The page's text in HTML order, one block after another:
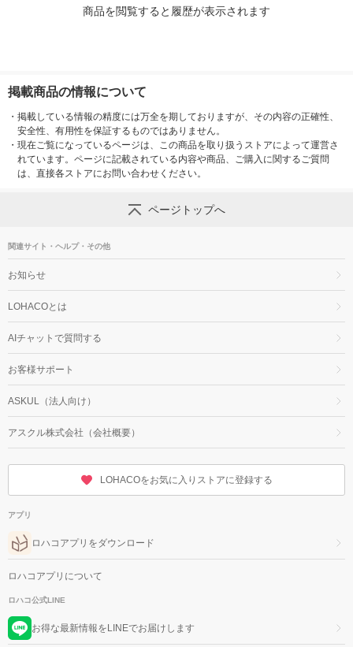
商品を閲覧すると履歴が表示されます
掲載商品の情報について
・ 掲載している情報の精度には万全を期しておりますが、その内容の正確性、
安全性、有用性を保証するものではありません。
・ 現在ご覧になっているページは、この商品を取り扱うストアによって運営さ
れています。ページに記載されている内容や商品、ご購入に関するご質問
は、直接各ストアにお問い合わせください。
ページトップへ
関連サイト・ヘルプ・その他
お知らせ
LOHACOとは
AIチャットで質問する
お客様サポート
ASKUL（法人向け）
アスクル株式会社（会社概要）
LOHACOをお気に入りストアに登録する
アプリ
ロハコアプリをダウンロード
ロハコアプリについて
ロハコ公式LINE
お得な最新情報をLINEでお届けします